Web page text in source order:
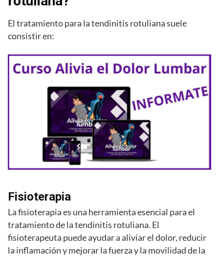
El tratamiento para la tendinitis rotuliana suele
consistir en:
Fisioterapia
La fisioterapia es una herramienta esencial para el
tratamiento de la tendinitis rotuliana. El
fisioterapeuta puede ayudar a aliviar el dolor, reducir
la inflamación y mejorar la fuerza y la movilidad de la